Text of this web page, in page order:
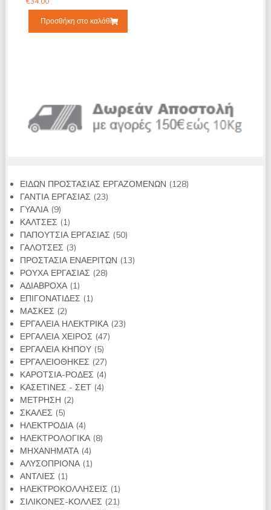
Προσθήκη στο καλάθι
ΕΙΔΩΝ ΠΡΟΣΤΑΣΙΑΣ ΕΡΓΑΖΟΜΕΝΩΝ 128128
ΓΑΝΤΙΑ ΕΡΓΑΣΙΑΣ 2323
ΓΥΑΛΙΑ 99
προϊόντα
ΚΑΛΤΣΕΣ 11
προϊόν
ΠΑΠΟΥΤΣΙΑ ΕΡΓΑΣΙΑΣ 5050
ΓΑΛΟΤΣΕΣ 33
προϊόντα
ΠΡΟΣΤΑΣΙΑ ΕΝΑΕΡΙΤΩΝ 1313
ΡΟΥΧΑ ΕΡΓΑΣΙΑΣ 2828
ΑΔΙΑΒΡΟΧΑ 11
προϊόν
ΕΠΙΓΟΝΑΤΙΔΕΣ 11
ΜΑΣΚΕΣ 22
προϊόντα
ΕΡΓΑΛΕΙΑ ΗΛΕΚΤΡΙΚΑ 2323
ΕΡΓΑΛΕΙΑ ΧΕΙΡΟΣ 4747
ΕΡΓΑΛΕΙΑ ΚΗΠΟΥ 55
προϊόντα
ΕΡΓΑΛΕΙΟΘΗΚΕΣ 2727
προϊόντα
ΚΑΡΟΤΣΙΑ-ΡΟΔΕΣ 44
ΚΑΣΕΤΙΝΕΣ - ΣΕΤ 44
ΜΕΤΡΗΣΗ 22
ΣΚΑΛΕΣ 55
προϊόντα
ΗΛΕΚΤΡΟΔΙΑ 44
προϊόντα
ΗΛΕΚΤΡΟΛΟΓΙΚΑ 88
ΜΗΧΑΝΗΜΑΤΑ 44
προϊόντα
ΑΛΥΣΟΠΡΙΟΝΑ 11
ΑΝΤΛΙΕΣ 11
προϊόν
ΗΛΕΚΤΡΟΚΟΛΛΗΣΕΙΣ 11
προϊόν
ΣΙΛΙΚΟΝΕΣ-ΚΟΛΛΕΣ 2121